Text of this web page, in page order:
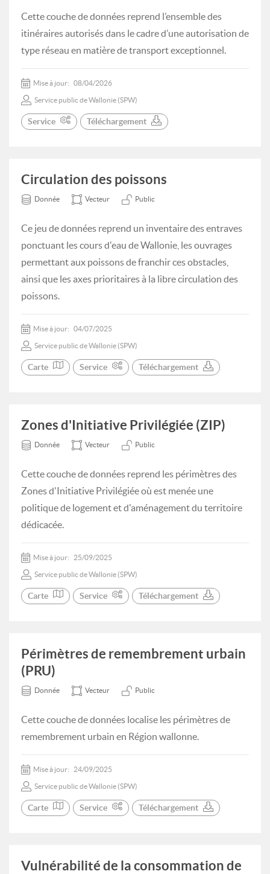
Cette couche de données reprend l’ensemble des
itinéraires autorisés dans le cadre d’une autorisation de
type réseau en matière de transport exceptionnel.
Mise à jour: 08/04/2026
Service public de Wallonie (SPW)
Service Téléchargement
Circulation des poissons
Donnée Vecteur Public
Ce jeu de données reprend un inventaire des entraves
ponctuant les cours d'eau de Wallonie, les ouvrages
permettant aux poissons de franchir ces obstacles,
ainsi que les axes prioritaires à la libre circulation des
poissons.
Mise à jour: 04/07/2025
Service public de Wallonie (SPW)
Carte Service Téléchargement
Zones d'Initiative Privilégiée (ZIP)
Donnée Vecteur Public
Cette couche de données reprend les périmètres des
Zones d'Initiative Privilégiée où est menée une
politique de logement et d'aménagement du territoire
dédicacée.
Mise à jour: 25/09/2025
Service public de Wallonie (SPW)
Carte Service Téléchargement
Périmètres de remembrement urbain
(PRU)
Donnée Vecteur Public
Cette couche de données localise les périmètres de
remembrement urbain en Région wallonne.
Mise à jour: 24/09/2025
Service public de Wallonie (SPW)
Carte Service Téléchargement
Vulnérabilité de la consommation de